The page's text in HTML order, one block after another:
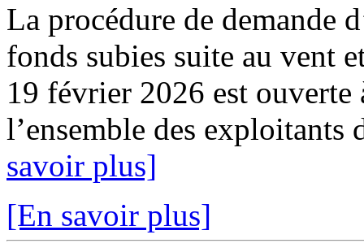
La procédure de demande
fonds subies suite au vent
19 février 2026 est
l’ensemble des exploitants
savoir plus]
[En savoir plus]